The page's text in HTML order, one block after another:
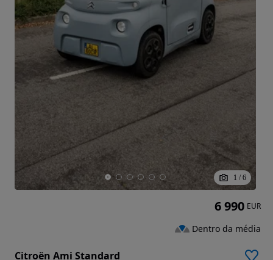
1 / 6
Citroën Ami Standard
6 990 EUR
Dentro da média